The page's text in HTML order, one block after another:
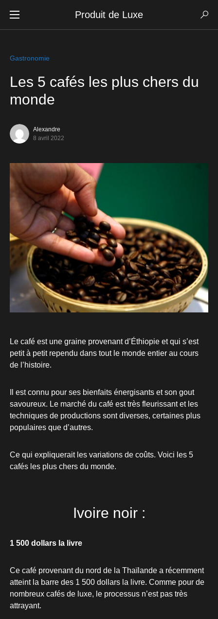
Produit de Luxe
Gastronomie
Les 5 cafés les plus chers du
monde
Alexandre
8 avril 2022
Le café est une graine provenant d’Éthiopie et qui s’est
petit à petit rependu dans tout le monde entier au cours
de l’histoire.
Il est connu pour ses bienfaits énergisants et son gout
savoureux. Le marché du café est très fleurissant et les
techniques de productions sont diverses, certaines plus
populaires que d’autres.
Ce qui expliquerait les variations de coûts. Voici les 5
cafés les plus chers du monde.
Ivoire noir :
1 500 dollars la livre
Ce café provenant du nord de la Thaïlande a récemment
atteint la barre des 1 500 dollars la livre. Comme pour de
nombreux cafés de luxe, le processus n’est pas très
attrayant.